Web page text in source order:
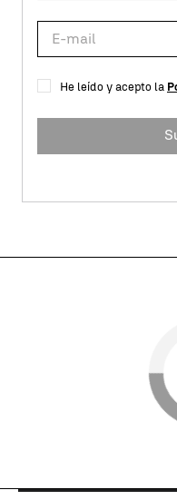
He leído y acepto la